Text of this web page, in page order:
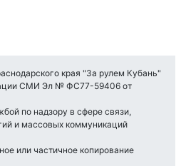
края "За рулем Кубань"
СМИ Эл № ФС77-59406 от
по надзору в сфере связи,
и массовых коммуникаций
или частичное копирование